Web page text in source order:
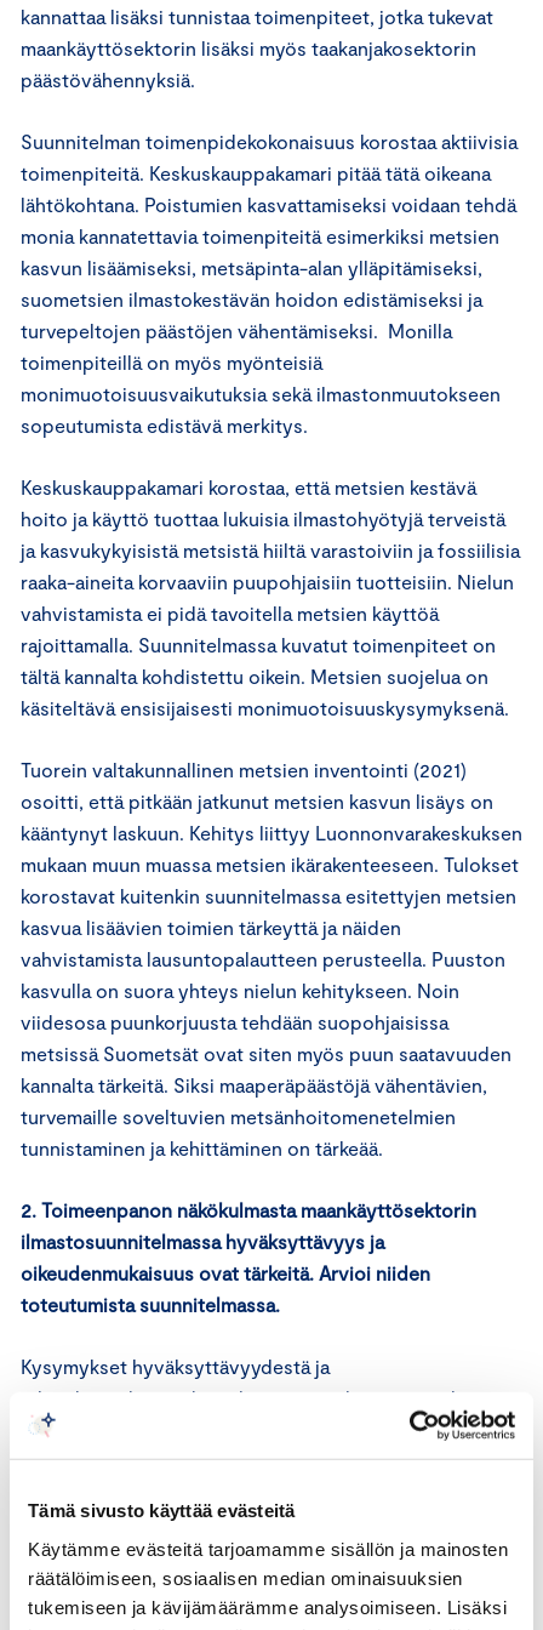
Tämä sivusto käyttää evästeitä
Käytämme evästeitä tarjoamamme sisällön ja mainosten
räätälöimiseen, sosiaalisen median ominaisuuksien
tukemiseen ja kävijämäärämme analysoimiseen. Lisäksi
kannattaa lisäksi tunnistaa toimenpiteet, jotka tukevat
maankäyttösektorin lisäksi myös taakanjakosektorin
päästövähennyksiä.
Suunnitelman toimenpidekokonaisuus korostaa aktiivisia
toimenpiteitä. Keskuskauppakamari pitää tätä oikeana
lähtökohtana. Poistumien kasvattamiseksi voidaan tehdä
monia kannatettavia toimenpiteitä esimerkiksi metsien
kasvun lisäämiseksi, metsäpinta-alan ylläpitämiseksi,
suometsien ilmastokestävän hoidon edistämiseksi ja
turvepeltojen päästöjen vähentämiseksi. Monilla
toimenpiteillä on myös myönteisiä
monimuotoisuusvaikutuksia sekä ilmastonmuutokseen
sopeutumista edistävä merkitys.
Keskuskauppakamari korostaa, että metsien kestävä
hoito ja käyttö tuottaa lukuisia ilmastohyötyjä terveistä
ja kasvukykyisistä metsistä hiiltä varastoiviin ja fossiilisia
raaka-aineita korvaaviin puupohjaisiin tuotteisiin. Nielun
vahvistamista ei pidä tavoitella metsien käyttöä
rajoittamalla. Suunnitelmassa kuvatut toimenpiteet on
tältä kannalta kohdistettu oikein. Metsien suojelua on
käsiteltävä ensisijaisesti monimuotoisuuskysymyksenä.
Tuorein valtakunnallinen metsien inventointi (2021)
osoitti, että pitkään jatkunut metsien kasvun lisäys on
kääntynyt laskuun. Kehitys liittyy Luonnonvarakeskuksen
mukaan muun muassa metsien ikärakenteeseen. Tulokset
korostavat kuitenkin suunnitelmassa esitettyjen metsien
kasvua lisäävien toimien tärkeyttä ja näiden
vahvistamista lausuntopalautteen perusteella. Puuston
kasvulla on suora yhteys nielun kehitykseen. Noin
viidesosa puunkorjuusta tehdään suopohjaisissa
metsissä Suometsät ovat siten myös puun saatavuuden
kannalta tärkeitä. Siksi maaperäpäästöjä vähentävien,
turvemaille soveltuvien metsänhoitomenetelmien
tunnistaminen ja kehittäminen on tärkeää.
2. Toimeenpanon näkökulmasta maankäyttösektorin
ilmastosuunnitelmassa hyväksyttävyys ja
oikeudenmukaisuus ovat tärkeitä. Arvioi niiden
toteutumista suunnitelmassa.
Kysymykset hyväksyttävyydestä ja
oikeudenmukaisuudesta liittyvät merkittävästi siihen,
millainen vaikutus toimenpiteillä on
elinkeinonharjoittamiseen.
Metsäpinta-alan vähentyminen maankäytön muutosten
vuoksi on suuria yksittäisiä maankäyttösektorin
päästölähteitä, joten toimenpiteet siihen puuttumiseksi
ovat tarpeellisia. Uusi EU-lainsäädäntö